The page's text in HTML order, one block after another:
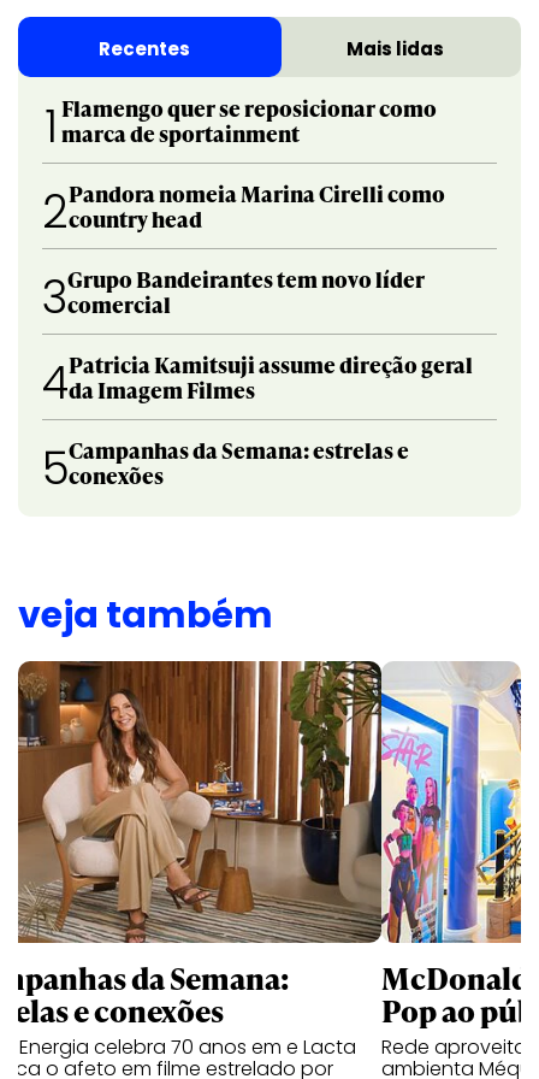
Recentes Mais lidas
1 Flamengo quer se reposicionar como
marca de sportainment
2Pandora nomeia Marina Cirelli como
country head
3Grupo Bandeirantes tem novo líder
comercial
4Patricia Kamitsuji assume direção geral
da Imagem Filmes
5Campanhas da Semana: estrelas e
conexões
veja também
da Semana:
e conexões
Energia celebra 70 anos em e Lacta
o afeto em filme estrelado por
Pop ao
Rede aproveita
ambienta Méqui